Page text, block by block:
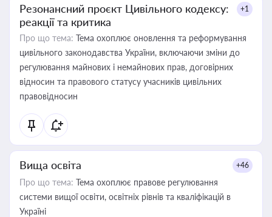
Резонансний проєкт Цивільного кодексу:
реакції та критика
+1
Про що тема: Тема охоплює оновлення та реформування
цивільного законодавства України, включаючи зміни до
регулювання майнових і немайнових прав, договірних
відносин та правового статусу учасників цивільних
правовідносин
Вища освіта +46
Про що тема: Тема охоплює правове регулювання
системи вищої освіти, освітніх рівнів та кваліфікацій в
Україні